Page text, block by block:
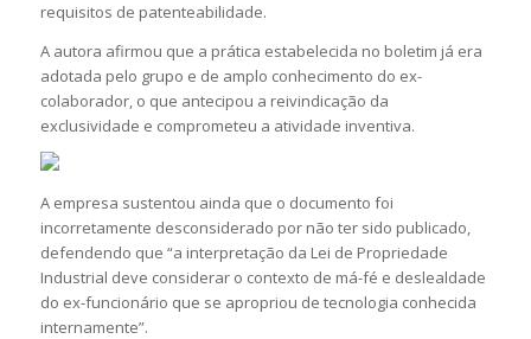
requisitos de patenteabilidade.
A autora afirmou que a prática estabelecida no boletim já era
adotada pelo grupo e de amplo conhecimento do ex-
colaborador, o que antecipou a reivindicação da
exclusividade e comprometeu a atividade inventiva.
A empresa sustentou ainda que o documento foi
incorretamente desconsiderado por não ter sido publicado,
defendendo que “a interpretação da Lei de Propriedade
Industrial deve considerar o contexto de má-fé e deslealdade
do ex-funcionário que se apropriou de tecnologia conhecida
internamente”.